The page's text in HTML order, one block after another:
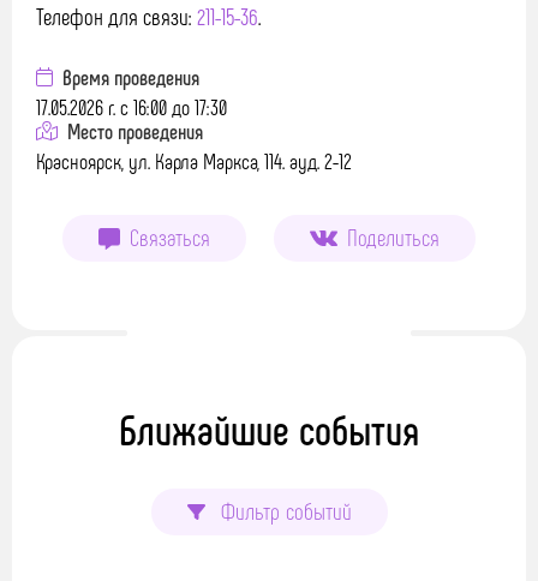
Телефон для связи: 211-15-36.
Время проведения
17.05.2026 г. с 16:00 до 17:30
Место проведения
Красноярск, ул. Карла Маркса, 114. ауд. 2-12
Связаться Поделиться
Ближайшие события
Фильтр событий